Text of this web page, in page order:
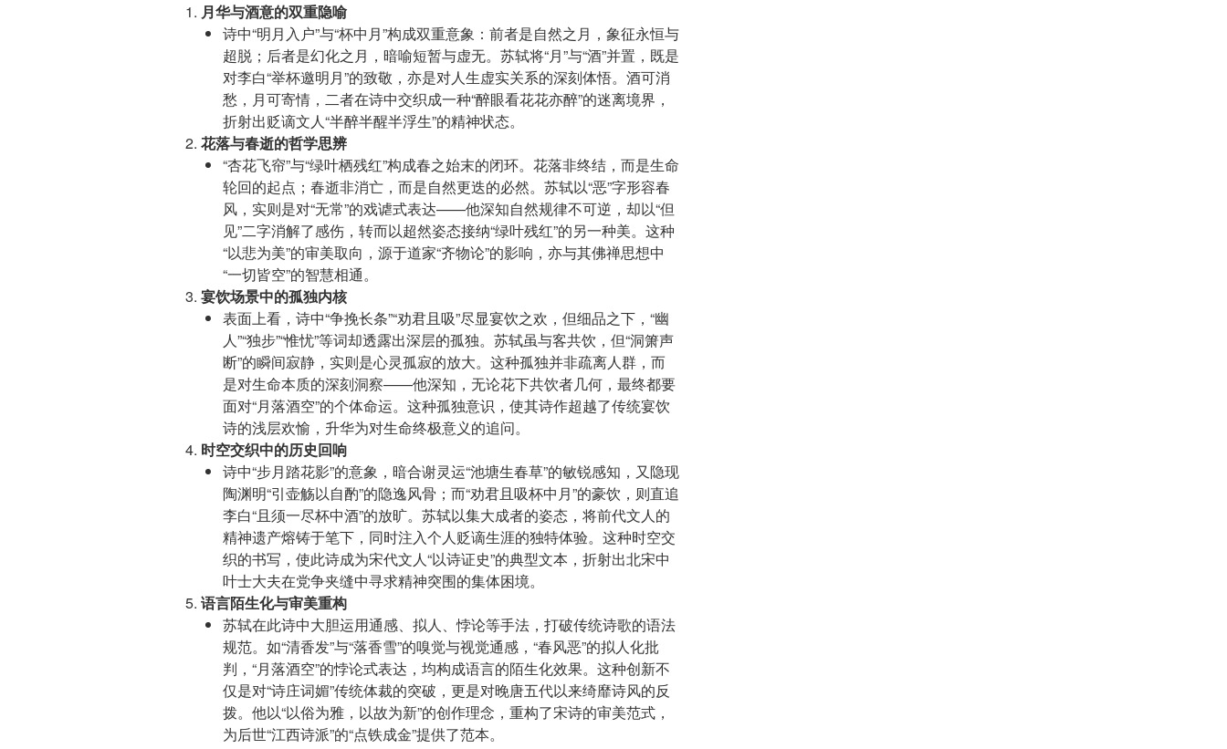
月华与酒意的双重隐喻
诗中“明月入户”与“杯中月”构成双重意象：前者是自然之月，象征永恒与
超脱；后者是幻化之月，暗喻短暂与虚无。苏轼将“月”与“酒”并置，既是
对李白“举杯邀明月”的致敬，亦是对人生虚实关系的深刻体悟。酒可消
愁，月可寄情，二者在诗中交织成一种“醉眼看花花亦醉”的迷离境界，
折射出贬谪文人“半醉半醒半浮生”的精神状态。
花落与春逝的哲学思辨
“杏花飞帘”与“绿叶栖残红”构成春之始末的闭环。花落非终结，而是生命
轮回的起点；春逝非消亡，而是自然更迭的必然。苏轼以“恶”字形容春
风，实则是对“无常”的戏谑式表达——他深知自然规律不可逆，却以“但
见”二字消解了感伤，转而以超然姿态接纳“绿叶残红”的另一种美。这种
“以悲为美”的审美取向，源于道家“齐物论”的影响，亦与其佛禅思想中
“一切皆空”的智慧相通。
宴饮场景中的孤独内核
表面上看，诗中“争挽长条”“劝君且吸”尽显宴饮之欢，但细品之下，“幽
人”“独步”“惟忧”等词却透露出深层的孤独。苏轼虽与客共饮，但“洞箫声
断”的瞬间寂静，实则是心灵孤寂的放大。这种孤独并非疏离人群，而
是对生命本质的深刻洞察——他深知，无论花下共饮者几何，最终都要
面对“月落酒空”的个体命运。这种孤独意识，使其诗作超越了传统宴饮
诗的浅层欢愉，升华为对生命终极意义的追问。
时空交织中的历史回响
诗中“步月踏花影”的意象，暗合谢灵运“池塘生春草”的敏锐感知，又隐现
陶渊明“引壶觞以自酌”的隐逸风骨；而“劝君且吸杯中月”的豪饮，则直追
李白“且须一尽杯中酒”的放旷。苏轼以集大成者的姿态，将前代文人的
精神遗产熔铸于笔下，同时注入个人贬谪生涯的独特体验。这种时空交
织的书写，使此诗成为宋代文人“以诗证史”的典型文本，折射出北宋中
叶士大夫在党争夹缝中寻求精神突围的集体困境。
语言陌生化与审美重构
苏轼在此诗中大胆运用通感、拟人、悖论等手法，打破传统诗歌的语法
规范。如“清香发”与“落香雪”的嗅觉与视觉通感，“春风恶”的拟人化批
判，“月落酒空”的悖论式表达，均构成语言的陌生化效果。这种创新不
仅是对“诗庄词媚”传统体裁的突破，更是对晚唐五代以来绮靡诗风的反
拨。他以“以俗为雅，以故为新”的创作理念，重构了宋诗的审美范式，
为后世“江西诗派”的“点铁成金”提供了范本。